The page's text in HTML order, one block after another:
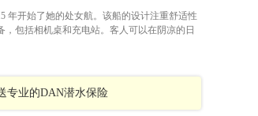
年开始了她的处女航。该船的设计注重舒适性
包括相机桌和充电站。客人可以在阴凉的日
专业的DAN潜水保险